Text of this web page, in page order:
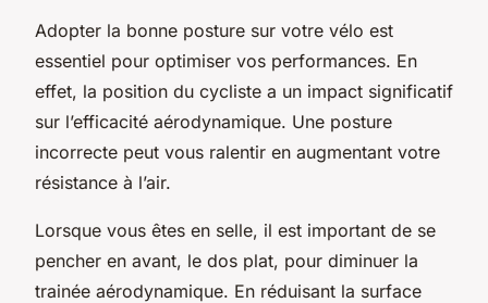
Adopter la bonne posture sur votre vélo est
essentiel pour optimiser vos performances. En
effet, la position du cycliste a un impact significatif
sur l’efficacité aérodynamique. Une posture
incorrecte peut vous ralentir en augmentant votre
résistance à l’air.
Lorsque vous êtes en selle, il est important de se
pencher en avant, le dos plat, pour diminuer la
trainée aérodynamique. En réduisant la surface